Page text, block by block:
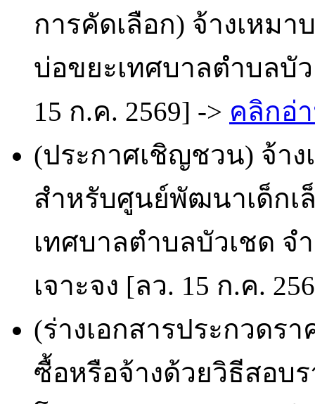
การคัดเลือก) จ้างเหม
บ่อขยะเทศบาลตำบลบัว
15 ก.ค. 2569] -> คลิกอ่
(ประกาศเชิญชวน) จ้า
สำหรับศูนย์พัฒนาเด็กเ
เทศบาลตำบลบัวเชด จ
เจาะจง [ลว. 15 ก.ค.
(ร่างเอกสารประกวดรา
ซื้อหรือจ้างด้วยวิธีสอบร